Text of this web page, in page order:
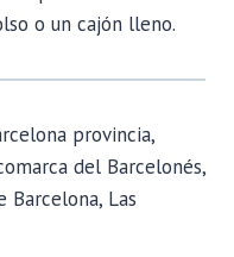
o un cajón lleno.
provincia,
del Barcelonés,
Barcelona, Las